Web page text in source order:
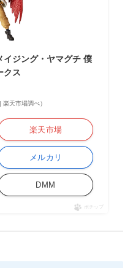
イジング・ヤマグチ 僕
クス
天市場調べ）
楽天市場
メルカリ
DMM
ポチップ